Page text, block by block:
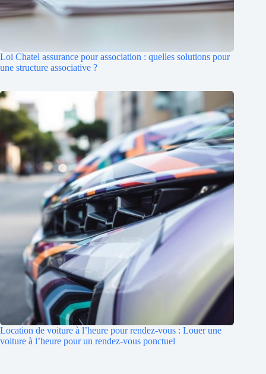
Loi Chatel assurance pour association : quelles solutions pour
une structure associative ?
Location de voiture à l’heure pour rendez-vous : Louer une
voiture à l’heure pour un rendez-vous ponctuel